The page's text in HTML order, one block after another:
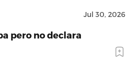
Jul 30, 2026
pero no declara